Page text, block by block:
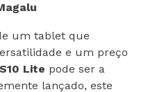
um tablet que
e um preço
Lite pode ser a
lançado, este